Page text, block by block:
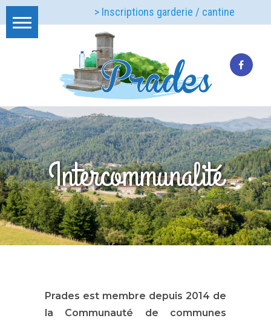
> Inscriptions garderie / cantine
Intercommunalité
Prades est membre depuis 2014 de
la Communauté de communes